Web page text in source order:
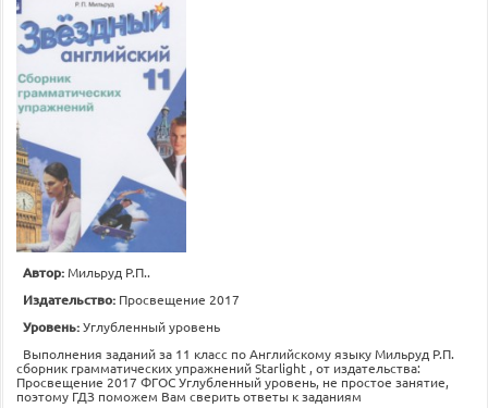
Автор:Мильруд Р.П..
Издательство: Просвещение 2017
Уровень:Углубленный уровень
Выполнения заданий за 11 класс по Английскому языку Мильруд Р.П.
сборник грамматических упражнений Starlight , от издательства:
Просвещение 2017 ФГОС Углубленный уровень, не простое занятие,
поэтому ГДЗ поможем Вам сверить ответы к заданиям